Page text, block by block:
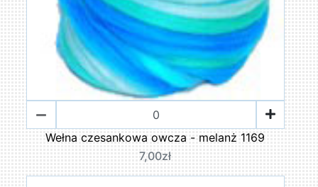
Wełna czesankowa owcza - melanż 1169
7,00zł